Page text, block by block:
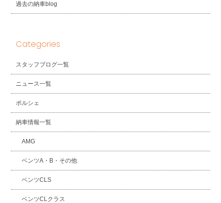
過去の納車blog
Categories
スタッフブログ一覧
ニュース一覧
ポルシェ
納車情報一覧
AMG
ベンツA・B・その他
ベンツCLS
ベンツCLクラス